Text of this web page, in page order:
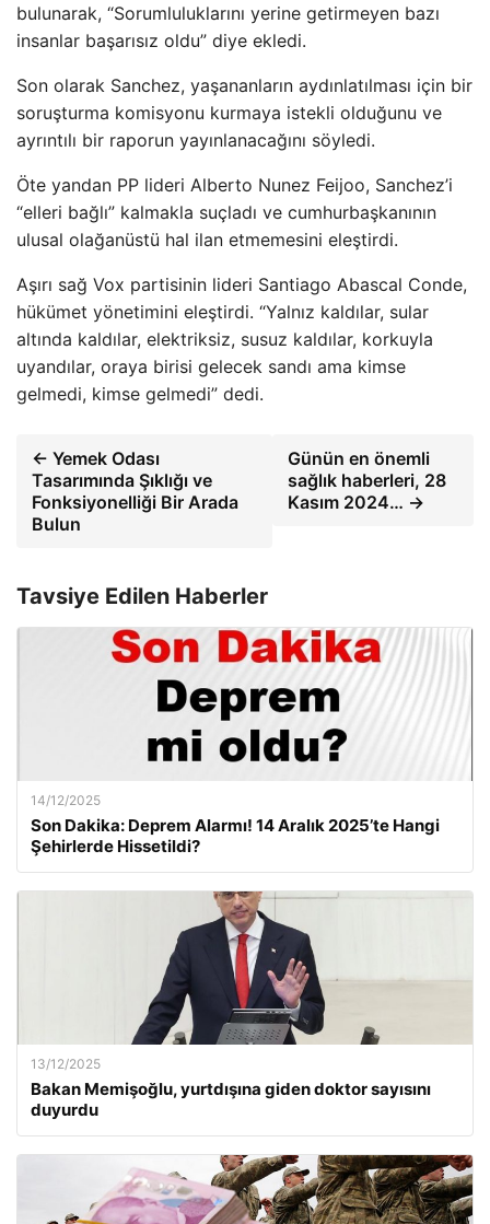
bulunarak, “Sorumluluklarını yerine getirmeyen bazı
insanlar başarısız oldu” diye ekledi.
Son olarak Sanchez, yaşananların aydınlatılması için bir
soruşturma komisyonu kurmaya istekli olduğunu ve
ayrıntılı bir raporun yayınlanacağını söyledi.
Öte yandan PP lideri Alberto Nunez Feijoo, Sanchez’i
“elleri bağlı” kalmakla suçladı ve cumhurbaşkanının
ulusal olağanüstü hal ilan etmemesini eleştirdi.
Aşırı sağ Vox partisinin lideri Santiago Abascal Conde,
hükümet yönetimini eleştirdi. “Yalnız kaldılar, sular
altında kaldılar, elektriksiz, susuz kaldılar, korkuyla
uyandılar, oraya birisi gelecek sandı ama kimse
gelmedi, kimse gelmedi” dedi.
← Yemek Odası
Tasarımında Şıklığı ve
Fonksiyonelliği Bir Arada
Bulun
Günün en önemli
sağlık haberleri, 28
Kasım 2024… →
Tavsiye Edilen Haberler
14/12/2025
Son Dakika: Deprem Alarmı! 14 Aralık 2025’te Hangi
Şehirlerde Hissetildi?
13/12/2025
Bakan Memişoğlu, yurtdışına giden doktor sayısını
duyurdu